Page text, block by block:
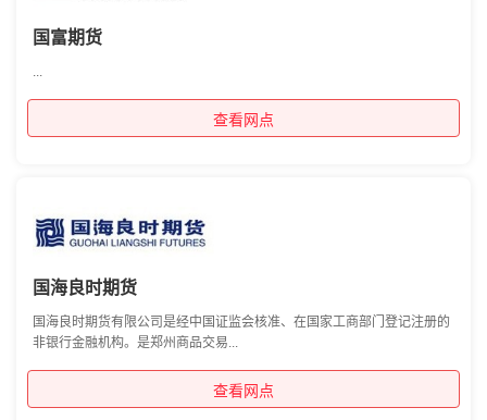
国富期货
...
查看网点
国海良时期货
国海良时期货有限公司是经中国证监会核准、在国家工商部门登记注册的
非银行金融机构。是郑州商品交易...
查看网点